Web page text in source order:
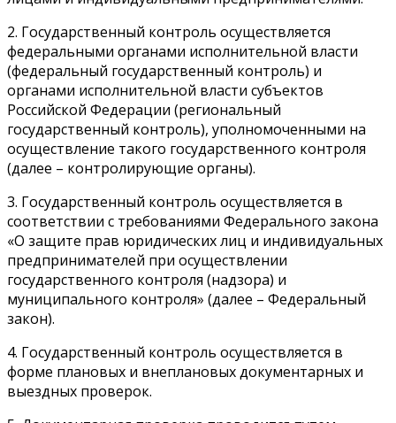
2. Государственный контроль осуществляется
федеральными органами исполнительной власти
(федеральный государственный контроль) и
органами исполнительной власти субъектов
Российской Федерации (региональный
государственный контроль), уполномоченными на
осуществление такого государственного контроля
(далее – контролирующие органы).
3. Государственный контроль осуществляется в
соответствии с требованиями Федерального закона
«О защите прав юридических лиц и индивидуальных
предпринимателей при осуществлении
государственного контроля (надзора) и
муниципального контроля» (далее – Федеральный
закон).
4. Государственный контроль осуществляется в
форме плановых и внеплановых документарных и
выездных проверок.